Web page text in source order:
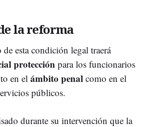
la reforma
esta condición legal traerá
protecciónpara los funcionarios
en el ámbito penal como en el
públicos.
durante su intervención que la